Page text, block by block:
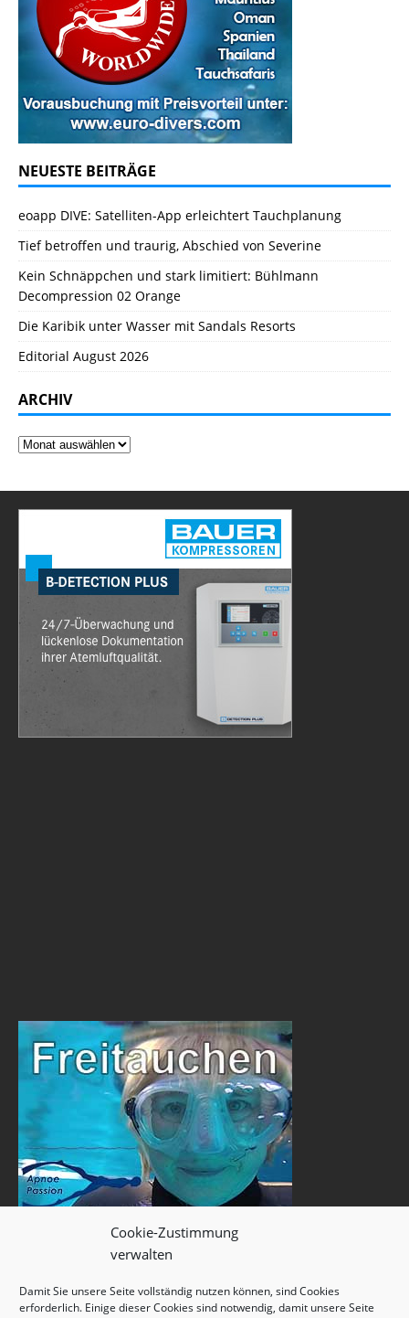
Cookie-Zustimmung
verwalten
Damit Sie unsere Seite vollständig nutzen können, sind Cookies
erforderlich. Einige dieser Cookies sind notwendig, damit unsere Seite
NEUESTE BEITRÄGE
eoapp DIVE: Satelliten-App erleichtert Tauchplanung
Tief betroffen und traurig, Abschied von Severine
Kein Schnäppchen und stark limitiert: Bühlmann
Decompression 02 Orange
Die Karibik unter Wasser mit Sandals Resorts
Editorial August 2026
ARCHIV